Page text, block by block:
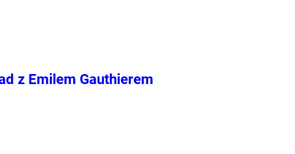
z Emilem Gauthierem